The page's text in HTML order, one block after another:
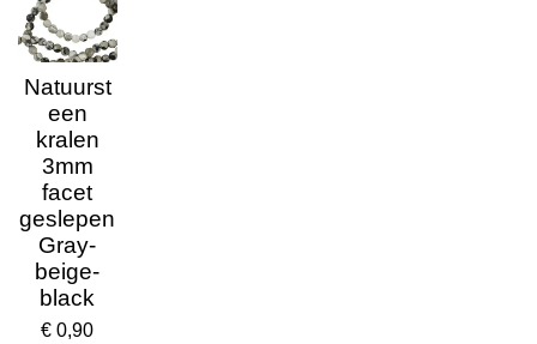
Natuurst
een
kralen
3mm
facet
geslepen
Gray-
beige-
black
€ 0,90